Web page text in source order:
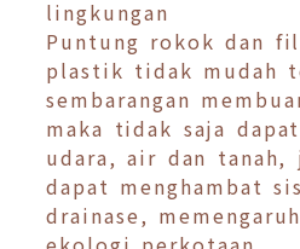
lingkungan
Puntung rokok dan
plastik tidak mudah
sembarangan
maka tidak saja
udara, air dan tanah,
dapat menghambat
drainase,